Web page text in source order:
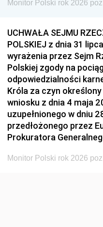
1951
1939
1936
Monitor Polski rok 2026
UCHWAŁA SEJMU
POLSKIEJ z dnia 31
wyrażenia przez Sejm
Polskiej zgody na
odpowiedzialności
Króla za czyn
wniosku z dnia 4 maja
uzupełnionego w dniu
przedłożonego przez
Prokuratora
Monitor Polski rok 2026